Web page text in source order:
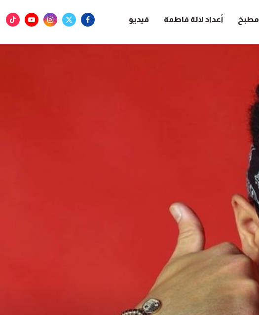
مطبخ أعداد لالة فاطمة فيديو